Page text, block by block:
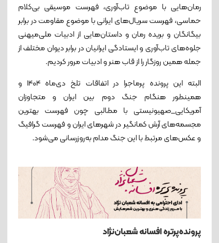
رمان‌هایی با موضوع تاب‌آوری، فهرست موسیقی بی‌کلام
حماسی، فهرست سریال‌های ایرانی با موضوع مقاومت در برابر
بیگانگان و بریده رمان و داستان‌هایی از ادبیات ملی‌میهنی
جلوه‌های تاب‌آوری و ایستادگی ایرانیان در برابر دیوان مختلف از
جمله همین روزگار را از قاب هنر و ادبیات مرور کردیم.
البته این پرونده پرماجرا در اتفاقات تلخ دی‌ماه 1404 و
همینطور هنگام جنگ دوم بین ایران و متجاوزان
آمریکایی_صهیونیستی با مطالبی چون فهرست بهترین
مجسمه‌های آرش کمانگیر در شهرهای ایران و فهرست‌ گرافیگ
و عکس‌های مرتبط با این جنگ مدام به‌روزرسانی می‌شود.
پرونده‌پرتره افسانه شعبان‌نژاد